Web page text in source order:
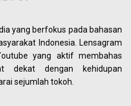
yang berfokus pada bahasan
Indonesia. Lensagram
yang aktif membahas
dekat dengan kehidupan
sejumlah tokoh.